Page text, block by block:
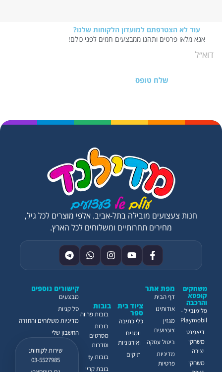
עוד לא הצטרפתם למועדון הלקוחות שלנו?
אנא מלאו פרטים ותהנו ממבצעים חמים לפני כולם!
שלח טופס
קישורים נוספים
מבצעים
סל קניות
מדיניות משלוחים והחזרה
החשבון שלי
שירות לקוחות:
03-5527985
ציוד בית
ספר
כלי כתיבה
יומנים
ואירגוניות
תיקים
בובות
בובות פרווה
בובות
מסרטים
וסדרות
בובות ty
בובת קריי
משחקים
קופסא
והרכבה
פלימובייל -
Playmobil
דיאמנט
משחקי
יצירה
משחקי
מפת אתר
דף הבית
אודותינו
מגזין
צעצועים
ביטול עסקה
מדיניות
פרטיות
חנות צעצועים מובילה בתל-אביב. אלפי מוצרים לכל גיל,
מחירים תחרותיים ומשלוחים לכל הארץ.